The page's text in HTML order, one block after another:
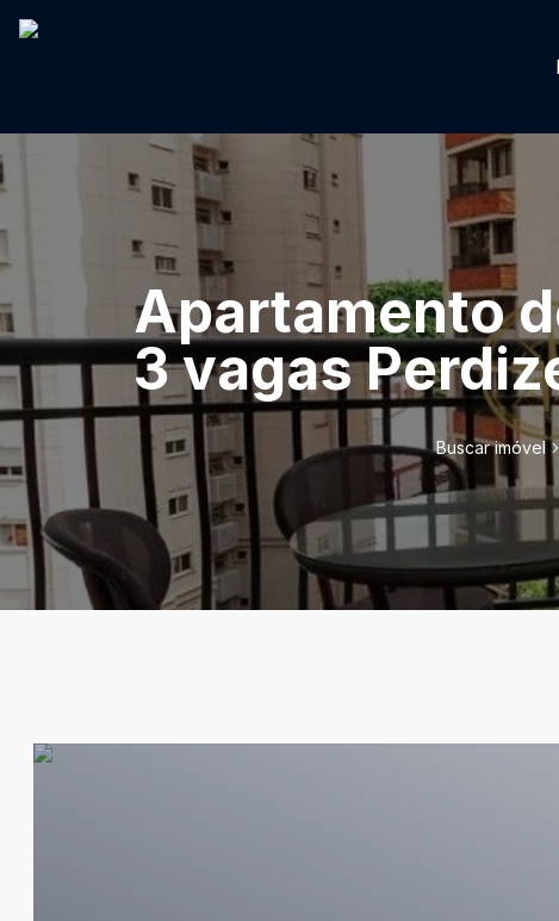
Apartamento
3 vagas
Buscar imóvel